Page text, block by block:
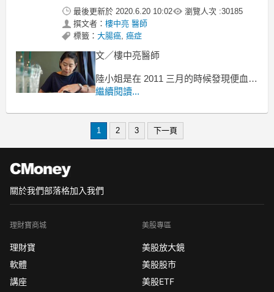
最後更新於 2020.6.20 10:02 瀏覽人次 :30185
撰文者： 樓中亮 醫師
標籤： 大腸癌, 癌症
文／樓中亮醫師
陸小姐是在 2011 三月的時候發現便血，
到醫院檢查確診為大腸癌二期，腫瘤四
隨即安排化療及放療。
醫生建議做完放療及化療之後
繼續閱讀...
1 2 3 下一頁
關於我們部落格加入我們
理財寶商城
理財寶
軟體
講座
美股專區
美股放大鏡
美股股市
美股ETF